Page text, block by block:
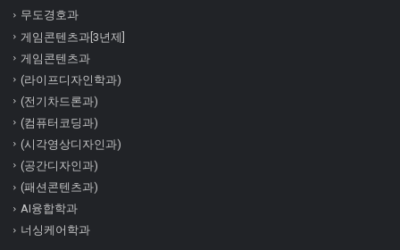
무도경호과
게임콘텐츠과[3년제]
게임콘텐츠과
(라이프디자인학과)
(전기차드론과)
(컴퓨터코딩과)
(시각영상디자인과)
(공간디자인과)
(패션콘텐츠과)
AI융합학과
너싱케어학과